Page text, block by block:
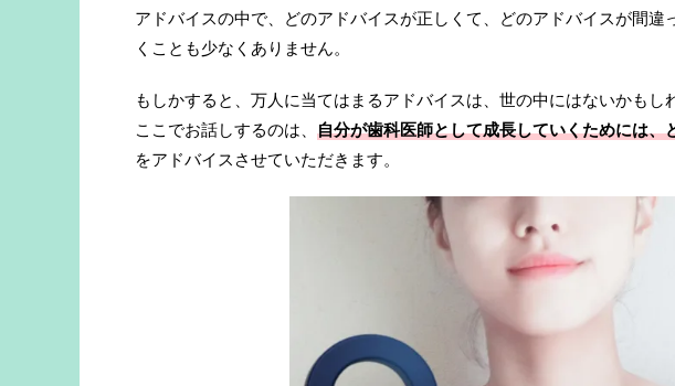
アドバイスの中で、どのアドバイスが正しくて、どのアドバイスが間
くことも少なくありません。
もしかすると、万人に当てはまるアドバイスは、世の中にはないかもし
ここでお話しするのは、 自分が歯科医師として成長していくためには、
をアドバイスさせていただきます。